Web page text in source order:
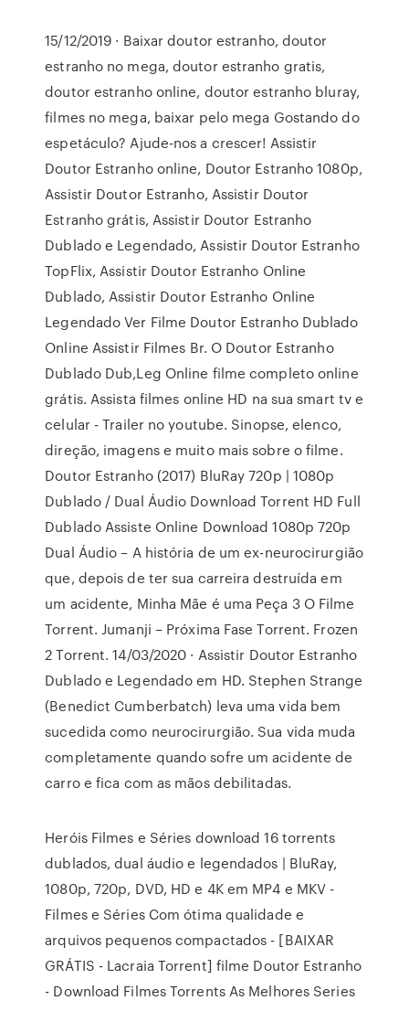
15/12/2019 · Baixar doutor estranho, doutor
estranho no mega, doutor estranho gratis,
doutor estranho online, doutor estranho bluray,
filmes no mega, baixar pelo mega Gostando do
espetáculo? Ajude-nos a crescer! Assistir
Doutor Estranho online, Doutor Estranho 1080p,
Assistir Doutor Estranho, Assistir Doutor
Estranho grátis, Assistir Doutor Estranho
Dublado e Legendado, Assistir Doutor Estranho
TopFlix, Assistir Doutor Estranho Online
Dublado, Assistir Doutor Estranho Online
Legendado Ver Filme Doutor Estranho Dublado
Online Assistir Filmes Br. O Doutor Estranho
Dublado Dub,Leg Online filme completo online
grátis. Assista filmes online HD na sua smart tv e
celular - Trailer no youtube. Sinopse, elenco,
direção, imagens e muito mais sobre o filme.
Doutor Estranho (2017) BluRay 720p | 1080p
Dublado / Dual Áudio Download Torrent HD Full
Dublado Assiste Online Download 1080p 720p
Dual Áudio – A história de um ex-neurocirurgião
que, depois de ter sua carreira destruída em
um acidente, Minha Mãe é uma Peça 3 O Filme
Torrent. Jumanji – Próxima Fase Torrent. Frozen
2 Torrent. 14/03/2020 · Assistir Doutor Estranho
Dublado e Legendado em HD. Stephen Strange
(Benedict Cumberbatch) leva uma vida bem
sucedida como neurocirurgião. Sua vida muda
completamente quando sofre um acidente de
carro e fica com as mãos debilitadas.
Heróis Filmes e Séries download 16 torrents
dublados, dual áudio e legendados | BluRay,
1080p, 720p, DVD, HD e 4K em MP4 e MKV -
Filmes e Séries Com ótima qualidade e
arquivos pequenos compactados - [BAIXAR
GRÁTIS - Lacraia Torrent] filme Doutor Estranho
- Download Filmes Torrents As Melhores Series